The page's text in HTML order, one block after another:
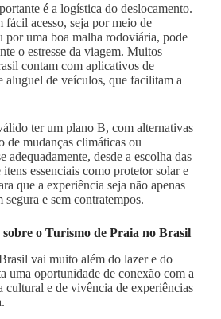
é a logística do deslocamento.
fácil acesso, seja por meio de
por uma boa malha rodoviária, pode
o estresse da viagem. Muitos
contam com aplicativos de
aluguel de veículos, que facilitam a
ter um plano B, com alternativas
de mudanças climáticas ou
adequadamente, desde a escolha das
essenciais como protetor solar e
que a experiência seja não apenas
segura e sem contratempos.
sobre o Turismo de Praia no Brasil
vai muito além do lazer e do
uma oportunidade de conexão com a
cultural e de vivência de experiências